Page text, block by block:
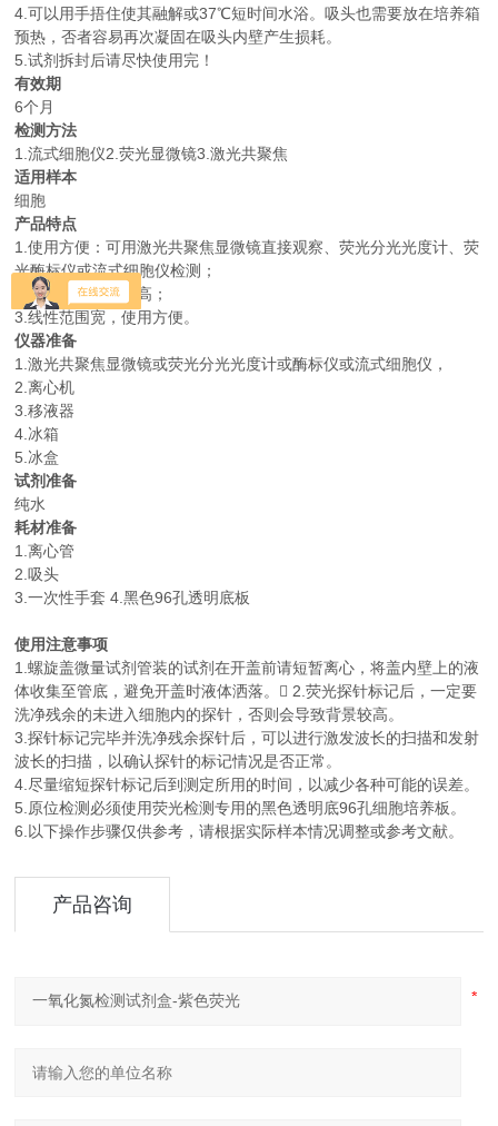
4.可以用手捂住使其融解或37℃短时间水浴。吸头也需要放在培养箱
预热，否者容易再次凝固在吸头内壁产生损耗。
5.试剂拆封后请尽快使用完！
有效期
6个月
检测方法
1.流式细胞仪2.荧光显微镜3.激光共聚焦
适用样本
细胞
产品特点
1.使用方便：可用激光共聚焦显微镜直接观察、荧光分光光度计、荧
光酶标仪或流式细胞仪检测；
2.背景低，灵敏度高；
3.线性范围宽，使用方便。
仪器准备
1.激光共聚焦显微镜或荧光分光光度计或酶标仪或流式细胞仪，
2.离心机
3.移液器
4.冰箱
5.冰盒
试剂准备
纯水
耗材准备
1.离心管
2.吸头
3.一次性手套 4.黑色96孔透明底板
使用注意事项
1.螺旋盖微量试剂管装的试剂在开盖前请短暂离心，将盖内壁上的液
体收集至管底，避免开盖时液体洒落。 2.荧光探针标记后，一定要
洗净残余的未进入细胞内的探针，否则会导致背景较高。
3.探针标记完毕并洗净残余探针后，可以进行激发波长的扫描和发射
波长的扫描，以确认探针的标记情况是否正常。
4.尽量缩短探针标记后到测定所用的时间，以减少各种可能的误差。
5.原位检测必须使用荧光检测专用的黑色透明底96孔细胞培养板。
6.以下操作步骤仅供参考，请根据实际样本情况调整或参考文献。
产品咨询